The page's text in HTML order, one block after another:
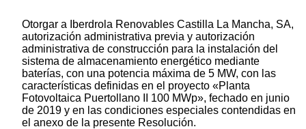
Otorgar a Iberdrola Renovables Castilla La Mancha, SA,
autorización administrativa previa y autorización
administrativa de construcción para la instalación del
sistema de almacenamiento energético mediante
baterías, con una potencia máxima de 5 MW, con las
características definidas en el proyecto «Planta
Fotovoltaica Puertollano II 100 MWp», fechado en junio
de 2019 y en las condiciones especiales contendidas en
el anexo de la presente Resolución.